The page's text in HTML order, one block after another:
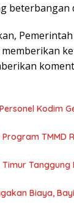
beterbangan
Kodim
TMMD
Biaya,